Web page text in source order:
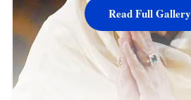
Read Full Gallery